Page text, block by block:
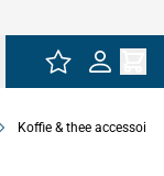
Koffie & thee accessoires